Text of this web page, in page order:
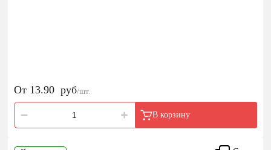
От 13.90 руб/шт.
В корзину